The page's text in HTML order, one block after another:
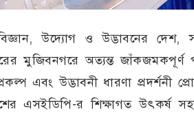
উদ্যোগ ও উদ্ভাবনের দেশ,
মুজিবনগরে অত্যন্ত জাঁকজমকপূর্ণ
এবং উদ্ভাবনী ধারণা প্রদর্শনী
এসইডিপি-র শিক্ষাগত